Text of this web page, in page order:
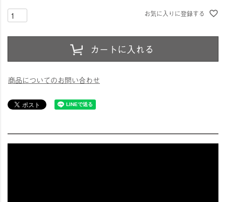
お気に入りに登録する
カートに入れる
商品についてのお問い合わせ